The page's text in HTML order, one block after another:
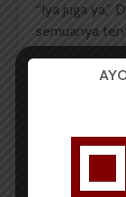
“Iya juga ya,”
semuanya
Aku hanya
“Ibumu